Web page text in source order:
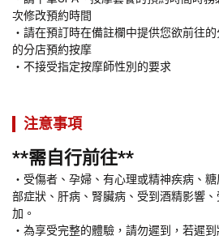
次修改預約時間
請在預訂時在備註欄中提供您欲前往
的分店預約按摩
不接受指定按摩師性別的要求
注意事項
**需自行前往**
受傷者、孕婦、有心理或精神疾病、
部症狀、肝病、腎臟病、受到酒精影響
加。
為享受完整的體驗，請勿遲到，若遲